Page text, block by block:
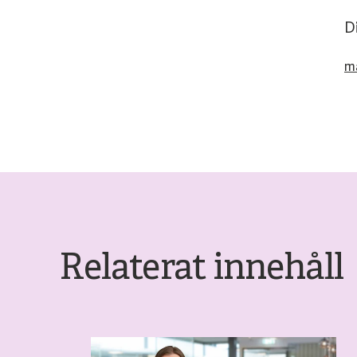
Relaterat innehåll